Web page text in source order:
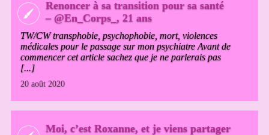
Renoncer à sa transition pour sa santé
– @En_Corps_, 21 ans
TW/CW transphobie, psychophobie, mort, violences
médicales pour le passage sur mon psychiatre Avant de
commencer cet article sachez que je ne parlerais pas
[...]
20 août 2020
Moi, c’est Roxanne, et je viens partager